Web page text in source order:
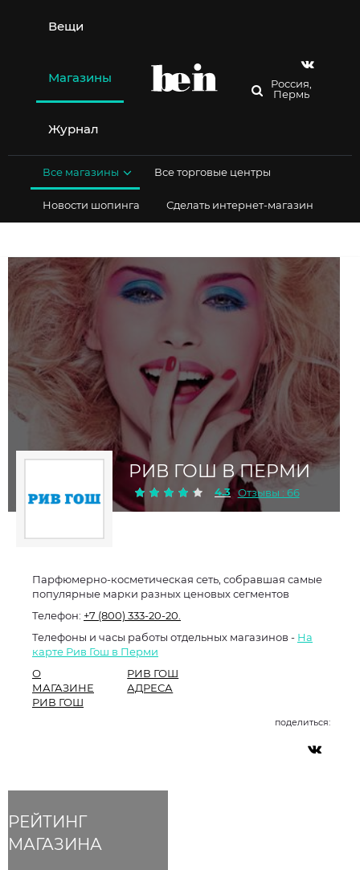
содержимому
Вещи
Магазины
Журнал
Россия,
Пермь
Все магазины Все торговые центры
Новости шопинга Сделать интернет-магазин
РИВ ГОШ В ПЕРМИ
4.3 Отзывы : 66
РЕЙТИНГ
МАГАЗИНА
Парфюмерно-косметическая сеть, собравшая самые
популярные марки разных ценовых сегментов
Телефон: +7 (800) 333-20-20.
Телефоны и часы работы отдельных магазинов - На
карте Рив Гош в Перми
О
МАГАЗИНЕ
РИВ ГОШ
РИВ ГОШ
АДРЕСА
поделиться: